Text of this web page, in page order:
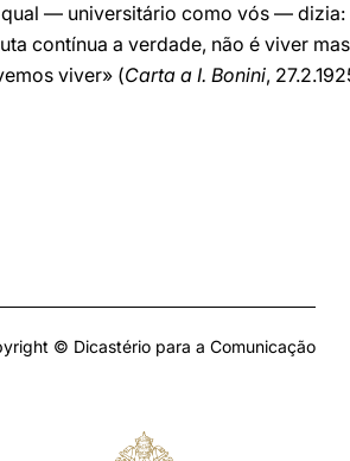
— universitário como vós — dizia:
contínua a verdade, não é viver
viver» (Carta a I. Bonini,
© Dicastério para a Comunicação